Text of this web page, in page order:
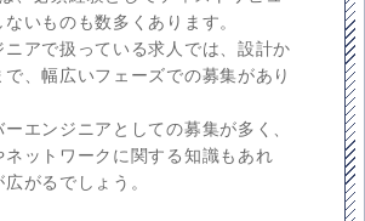
いものも数多くあります。
ニアで扱っている求人では、設計か
、幅広いフェーズでの募集があり
エンジニアとしての募集が多く、
ネットワークに関する知識もあれ
がるでしょう。